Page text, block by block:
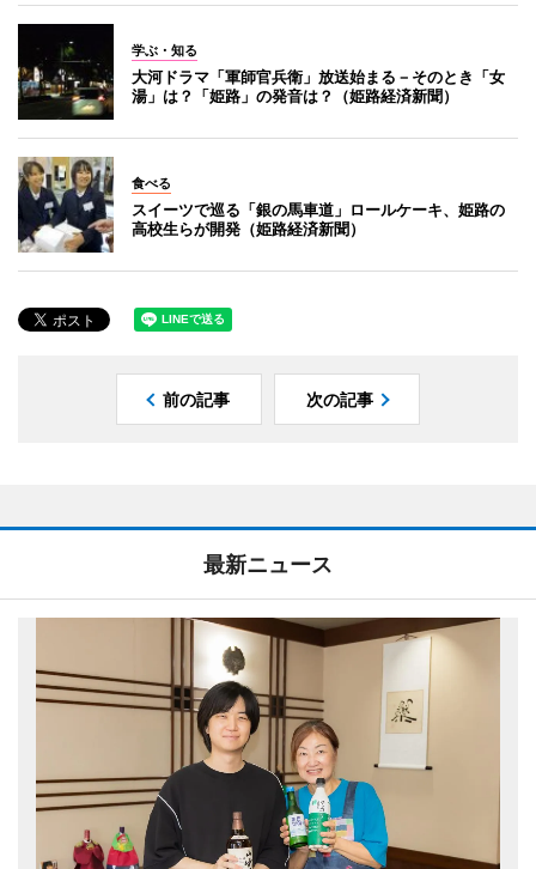
学ぶ・知る
大河ドラマ「軍師官兵衛」放送始まる－そのとき「女
湯」は？「姫路」の発音は？（姫路経済新聞）
食べる
スイーツで巡る「銀の馬車道」ロールケーキ、姫路の
高校生らが開発（姫路経済新聞）
前の記事 次の記事
最新ニュース